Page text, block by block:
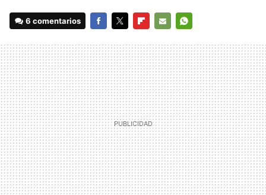
6 comentarios
MAIL